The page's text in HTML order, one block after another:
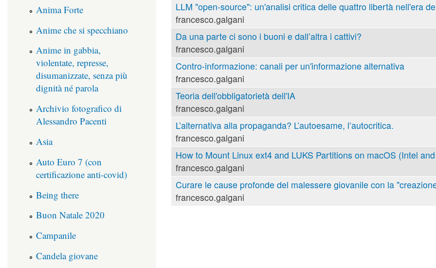
LLM "open-source": un'analisi critica delle quattro libertà nell'era
francesco.galgani
Da una parte ci sono i buoni e dall’altra i cattivi?
francesco.galgani
Contro-informazione: canali per un'informazione alternativa
francesco.galgani
Teoria dell'obbligatorietà dell'IA
francesco.galgani
L’alternativa alla propaganda? L’autoesame, l’autocritica.
francesco.galgani
How to Mount Linux ext4 and LUKS Partitions on macOS (Intel
francesco.galgani
Curare le cause profonde del malessere giovanile con la
francesco.galgani
Anima Forte
Anime che si specchiano
Anime in gabbia,
violentate, represse,
disumanizzate, senza più
dignità né parola
Archivio fotografico di
Alessandro Pacenti
Asia
Auto Euro 7 (con
certificazione anti-covid)
Being there
Buon Natale 2020
Campanile
Candela giovane